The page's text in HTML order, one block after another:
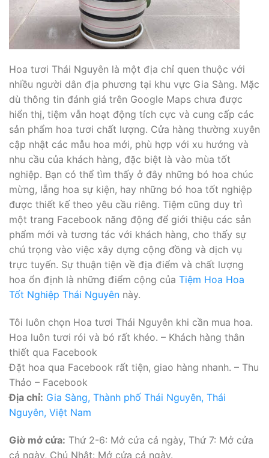
Hoa tươi Thái Nguyên là một địa chỉ quen thuộc với
nhiều người dân địa phương tại khu vực Gia Sàng. Mặc
dù thông tin đánh giá trên Google Maps chưa được
hiển thị, tiệm vẫn hoạt động tích cực và cung cấp các
sản phẩm hoa tươi chất lượng. Cửa hàng thường xuyên
cập nhật các mẫu hoa mới, phù hợp với xu hướng và
nhu cầu của khách hàng, đặc biệt là vào mùa tốt
nghiệp. Bạn có thể tìm thấy ở đây những bó hoa chúc
mừng, lẵng hoa sự kiện, hay những bó hoa tốt nghiệp
được thiết kế theo yêu cầu riêng. Tiệm cũng duy trì
một trang Facebook năng động để giới thiệu các sản
phẩm mới và tương tác với khách hàng, cho thấy sự
chú trọng vào việc xây dựng cộng đồng và dịch vụ
trực tuyến. Sự thuận tiện về địa điểm và chất lượng
hoa ổn định là những điểm cộng của Tiệm Hoa Hoa
Tốt Nghiệp Thái Nguyên này.
Tôi luôn chọn Hoa tươi Thái Nguyên khi cần mua hoa.
Hoa luôn tươi rói và bó rất khéo. – Khách hàng thân
thiết qua Facebook
Đặt hoa qua Facebook rất tiện, giao hàng nhanh. – Thu
Thảo – Facebook
Địa chỉ: Gia Sàng, Thành phố Thái Nguyên, Thái
Nguyên, Việt Nam
Giờ mở cửa: Thứ 2-6: Mở cửa cả ngày, Thứ 7: Mở cửa
cả ngày, Chủ Nhật: Mở cửa cả ngày.